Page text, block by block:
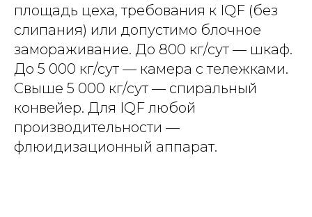
площадь цеха, требования к IQF (без
слипания) или допустимо блочное
замораживание. До 800 кг/сут — шкаф.
До 5 000 кг/сут — камера с тележками.
Свыше 5 000 кг/сут — спиральный
конвейер. Для IQF любой
производительности —
флюидизационный аппарат.